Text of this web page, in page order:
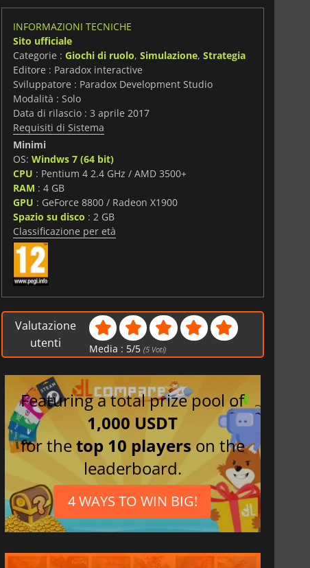
INFORMAZIONI TECNICHE
Sito ufficiale
Categorie : Giochi di ruolo, Simulazione, Strategia
Editore : Paradox interactive
Sviluppatore : Paradox Development Studio
Modalità : Solo
Data di rilascio : 3 aprile 2017
Requisiti di Sistema
Minimi
OS: Windws 7 (64 bit)
CPU : Pentium 4 2.4 GHz / AMD 3500+
RAM : 4 GB
GPU : GeForce 8800 / Radeon X1900
Spazio su disco : 2 GB
Classificazione per età
Valutazione
utenti
Media : 5/5 (5 Voti)
Featuring a total prize pool of
1,000 USDT
for thetop 10 players on the
leaderboard.
4 WAYS TO WIN BIG!